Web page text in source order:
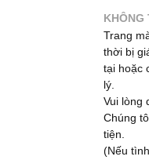
KHÔNG
Trang
thời bị
tại hoặc
lý.
Vui lòng
Chúng
tiện.
(Nếu